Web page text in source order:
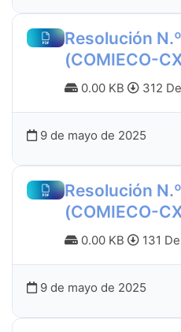
Resolución
(COMIECO-
0.00 KB 312
9 de mayo de 2025
Resolución
(COMIECO-
0.00 KB 131
9 de mayo de 2025